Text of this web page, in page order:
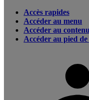
Accès rapides
Accéder au menu
Accéder au
Accéder au pied de